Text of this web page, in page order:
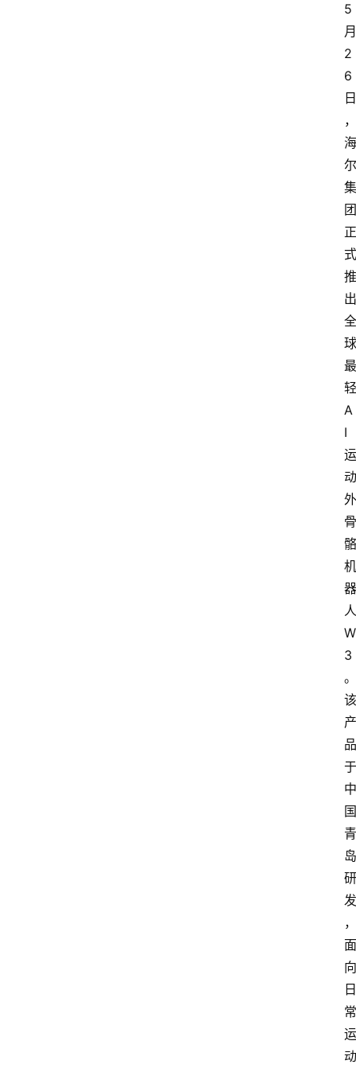
5
月
2
6
日
，
海
尔
集
团
正
式
推
出
全
球
最
轻
A
I
运
动
外
骨
骼
机
器
人
W
3
。
该
产
品
于
中
国
青
岛
研
发
，
面
向
日
常
运
动